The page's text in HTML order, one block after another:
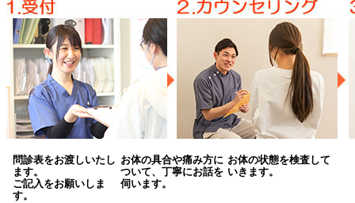
問診表をお渡しいたし
ます。
ご記入をお願いしま
す。
お体の具合や痛み方に
ついて、丁寧にお話を
伺います。
お体の状態を検査して
いきます。